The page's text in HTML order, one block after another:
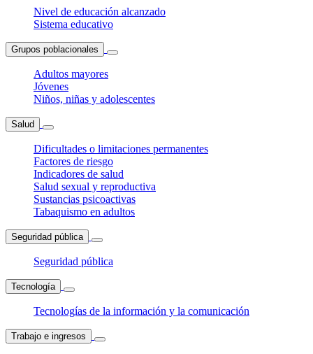
Nivel de educación alcanzado
Sistema educativo
Grupos poblacionales
Adultos mayores
Jóvenes
Niños, niñas y adolescentes
Salud
Dificultades o limitaciones permanentes
Factores de riesgo
Indicadores de salud
Salud sexual y reproductiva
Sustancias psicoactivas
Tabaquismo en adultos
Seguridad pública
Seguridad pública
Tecnología
Tecnologías de la información y la comunicación
Trabajo e ingresos